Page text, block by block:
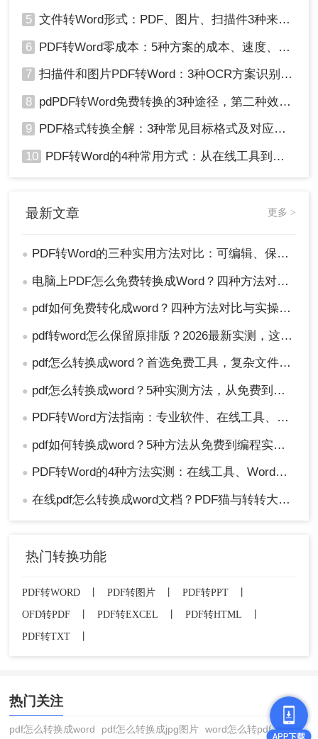
5 文件转Word形式：PDF、图片、扫描件3种来源分别怎么处理！
6 PDF转Word零成本：5种方案的成本、速度、精度对比！
7 扫描件和图片PDF转Word：3种OCR方案识别率实测！
8 pdPDF转Word免费转换的3种途径，第二种效率最高！
9 PDF格式转换全解：3种常见目标格式及对应操作方法！
10 PDF转Word的4种常用方式：从在线工具到桌面软件全梳理！
最新文章 更多 >
● PDF转Word的三种实用方法对比：可编辑、保格式、避风险！
● 电脑上PDF怎么免费转换成Word？四种方法对比与实操指南（附详细表格）!
● pdf如何免费转化成word？四种方法对比与实操指南（附详细表格）
● pdf转word怎么保留原排版？2026最新实测，这5种方法从免费到专业全搞定！
● pdf怎么转换成word？首选免费工具，复杂文件再上专业软件！
● pdf怎么转换成word？5种实测方法，从免费到专业全攻略！
● PDF转Word方法指南：专业软件、在线工具、Word内置与改后缀名4种方案对比！
● pdf如何转换成word？5种方法从免费到编程实测对比！
● PDF转Word的4种方法实测：在线工具、Word、Adobe与开源软件对比！！
● 在线pdf怎么转换成word文档？PDF猫与转转大师2种在线工具使用指南与功能对比！
热门转换功能
PDF转WORD PDF转图片 PDF转PPT
OFD转PDF
PDF转EXCEL PDF转HTML
PDF转TXT
热门关注
pdf怎么转换成word pdf怎么转换成jpg图片 word怎么转pdf